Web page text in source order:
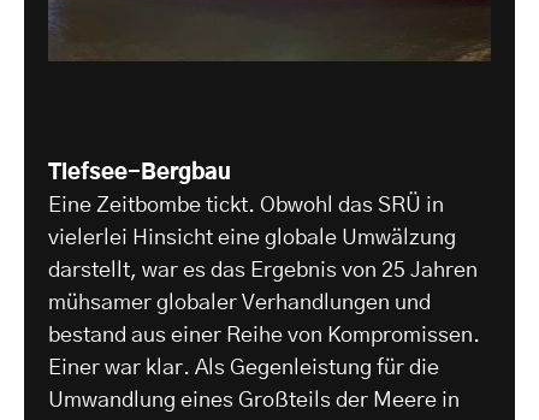
Tiefsee-Bergbau
Eine Zeitbombe tickt. Obwohl das SRÜ in
vielerlei Hinsicht eine globale Umwälzung
darstellt, war es das Ergebnis von 25 Jahren
mühsamer globaler Verhandlungen und
bestand aus einer Reihe von Kompromissen.
Einer war klar. Als Gegenleistung für die
Umwandlung eines Großteils der Meere in